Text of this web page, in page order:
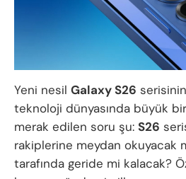
Yeni nesil Galaxy S26
teknoloji dünyasında büyük
merak edilen soru şu: S26
rakiplerine meydan okuyacak
tarafında geride mi kalacak?